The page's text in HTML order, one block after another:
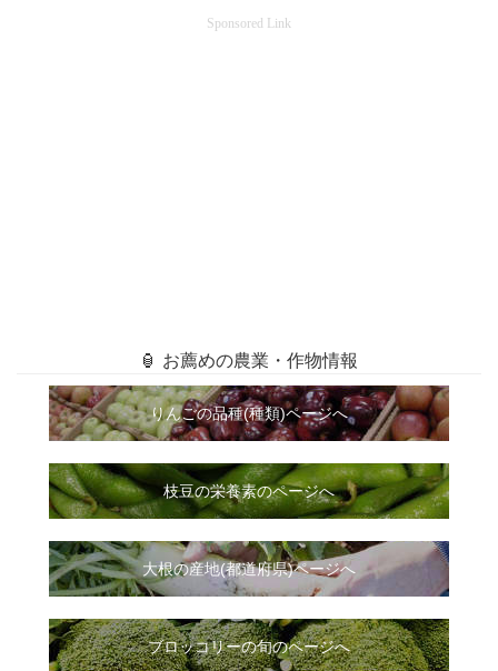
Sponsored Link
🏮 お薦めの農業・作物情報
りんごの品種(種類)ページへ
枝豆の栄養素のページへ
大根の産地(都道府県)ページへ
ブロッコリーの旬のページへ